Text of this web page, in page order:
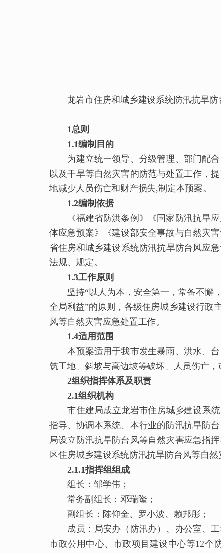
龙岩市住房和城乡建设系统防汛抗旱防
1总则
1.1编制目的
为建立统一领导、分级管理、部门配合
以及干旱等自然灾害的防范与处置工作，
地减少人员伤亡和财产损失,制定本预案。
1.2编制依据
《福建省防洪条例》《国家防汛抗旱应
体应急预案》《建设部安全事故与自然灾
省住房和城乡建设系统防汛抗旱防台风应
法规、规定。
1.3工作原则
坚持“以人为本，安全第一，常备不懈，
全局利益”的原则，各级住房城乡建设行政
风等自然灾害应急处置工作。
1.4适用范围
本预案适用于我市发生暴雨、洪水、台
筑工地、斜坡与高边坡等破坏、人员伤亡
2组织指挥体系及职责
2.1组织机构
市住建局成立龙岩市住房城乡建设系统
指导、协调本系统、本行业的防汛抗旱防
局设立防汛抗旱防台风等自然灾害应急指
区住房城乡建设系统防汛抗旱防台风等自
2.1.1指挥组组成
组长：邹学伟；
常务副组长：邓瑞隆；
副组长：陈仰金、罗小波、赖邦彤；
成员：局安办（防汛办）、办公室、工
市政公用中心、市政项目建设中心等12个